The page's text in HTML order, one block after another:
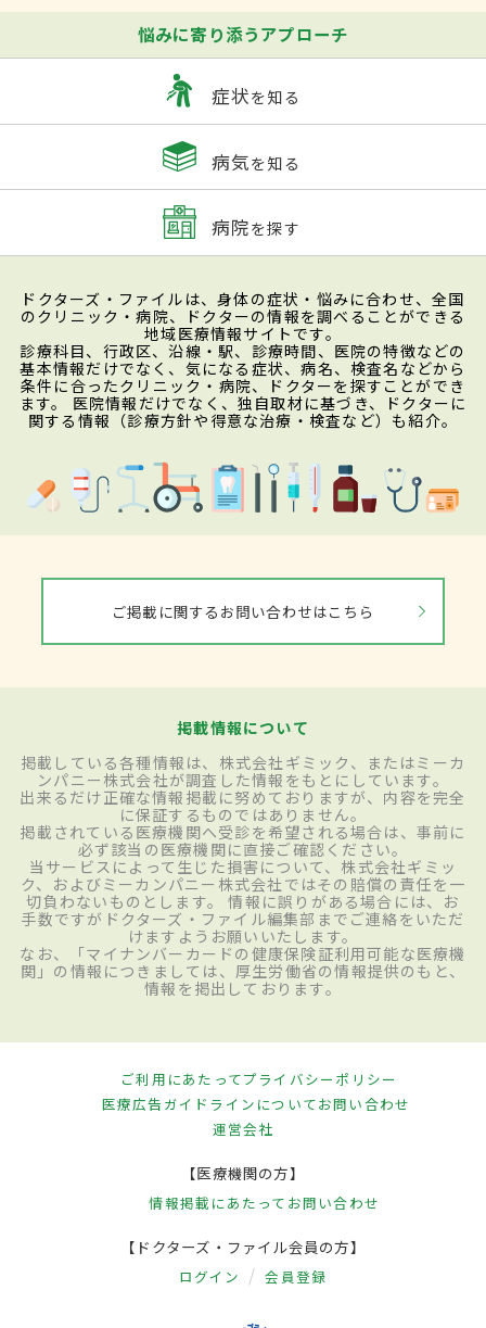
悩みに寄り添うアプローチ
症状を知る
病気を知る
病院を探す
ドクターズ・ファイルは、身体の症状・悩みに合わせ、全国
のクリニック・病院、ドクターの情報を調べることができる
地域医療情報サイトです。
診療科目、行政区、沿線・駅、診療時間、医院の特徴などの
基本情報だけでなく、気になる症状、病名、検査名などから
条件に合ったクリニック・病院、ドクターを探すことができ
ます。 医院情報だけでなく、独自取材に基づき、ドクターに
関する情報（診療方針や得意な治療・検査など）も紹介。
ご掲載に関するお問い合わせはこちら
掲載情報について
掲載している各種情報は、株式会社ギミック、またはミーカ
ンパニー株式会社が調査した情報をもとにしています。
出来るだけ正確な情報掲載に努めておりますが、内容を完全
に保証するものではありません。
掲載されている医療機関へ受診を希望される場合は、事前に
必ず該当の医療機関に直接ご確認ください。
当サービスによって生じた損害について、株式会社ギミッ
ク、およびミーカンパニー株式会社ではその賠償の責任を一
切負わないものとします。 情報に誤りがある場合には、お
手数ですがドクターズ・ファイル編集部までご連絡をいただ
けますようお願いいたします。
なお、「マイナンバーカードの健康保険証利用可能な医療機
関」の情報につきましては、厚生労働省の情報提供のもと、
情報を掲出しております。
ご利用にあたってプライバシーポリシー
医療広告ガイドラインについてお問い合わせ
運営会社
【医療機関の方】
情報掲載にあたって お問い合わせ
【ドクターズ・ファイル会員の方】
ログイン 会員登録